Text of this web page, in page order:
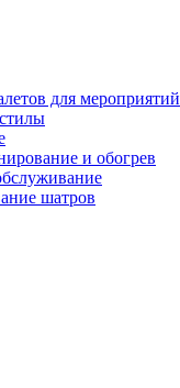
для мероприятий
и обогрев
шатров